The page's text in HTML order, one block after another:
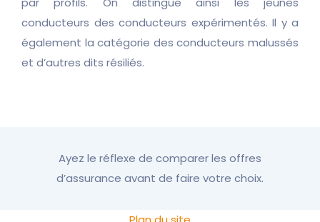
conducteurs des conducteurs expérimentés. Il y a
également la catégorie des conducteurs malussés
et d’autres dits résiliés.
Ayez le réflexe de comparer les offres
d’assurance avant de faire votre choix.